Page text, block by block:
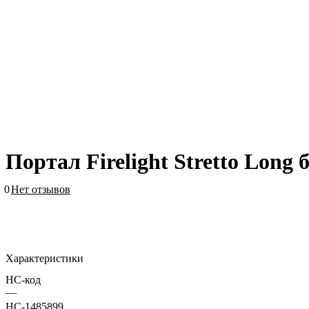
Портал Firelight Stretto Long
0Нет отзывов
Характеристики
HC-код
—
НС-1485899